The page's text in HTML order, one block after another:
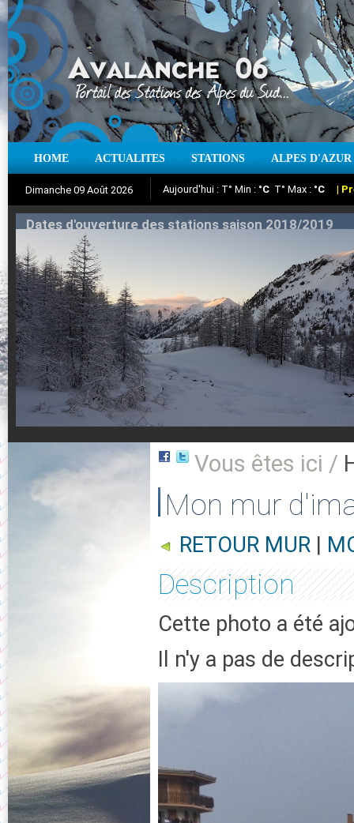
HOME ACTUALITES STATIONS ALPES D'AZUR
Dimanche 09 Août 2026
Aujourd'hui : T° Min :°CT° Max :°C |
Iso à 0° :mNeige sur 12 heures :cm
Suivez en direct l'actualité des stations
Vous êtes ici /
Mon mur
RETOUR MUR |
Description
Cette photo a été
Il n'y a pas de